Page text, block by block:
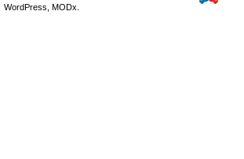
WordPress, MODx.